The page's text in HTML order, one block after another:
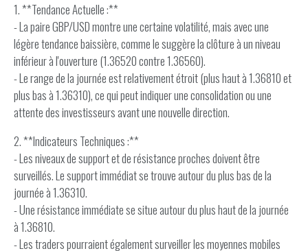
1. **Tendance Actuelle :**
- La paire GBP/USD montre une certaine volatilité, mais avec une
légère tendance baissière, comme le suggère la clôture à un niveau
inférieur à l'ouverture (1.36520 contre 1.36560).
- Le range de la journée est relativement étroit (plus haut à 1.36810 et
plus bas à 1.36310), ce qui peut indiquer une consolidation ou une
attente des investisseurs avant une nouvelle direction.
2. **Indicateurs Techniques :**
- Les niveaux de support et de résistance proches doivent être
surveillés. Le support immédiat se trouve autour du plus bas de la
journée à 1.36310.
- Une résistance immédiate se situe autour du plus haut de la journée
à 1.36810.
- Les traders pourraient également surveiller les moyennes mobiles